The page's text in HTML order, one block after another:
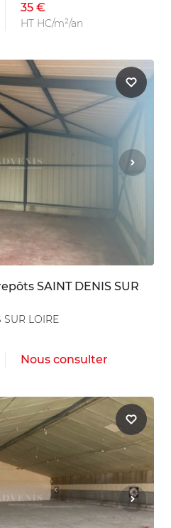
35 €
HT HC/m²/an
SAINT DENIS SUR
SUR LOIRE
Nous consulter